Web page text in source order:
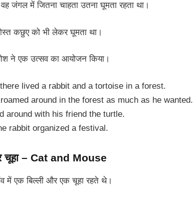
जंगल में जितना चाहता उतना घूमता रहता था।
कछुए को भी लेकर घूमता था।
ने एक उत्सव का आयोजन किया।
lived a rabbit and a tortoise in a forest.
around in the forest as much as he wanted.
around with his friend the turtle.
rabbit organized a festival.
चूहा – Cat and Mouse
में एक बिल्ली और एक चूहा रहते थे।